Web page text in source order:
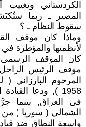
المصير ـ ربما
سقوط النظام ـ ؟
وماذا كان موقف
لأنظمتها والمؤطرة في
كان الموقف الرسمي
موقف الرئيس
المرحوم البارزاني
1958 ), ودعا
في العراق, بينما
الشمالي ( سوريا ) من
واسعة النطاق ضد